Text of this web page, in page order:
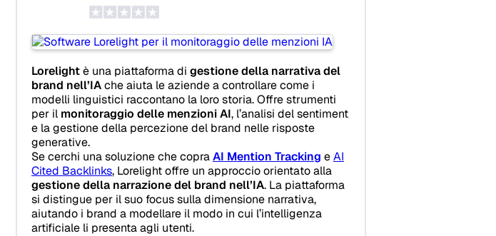
Lorelightè una piattaforma di gestione della narrativa del
brand nell’IAche aiuta le aziende a controllare come i
modelli linguistici raccontano la loro storia. Offre strumenti
per il monitoraggio delle menzioni AI, l’analisi del sentiment
e la gestione della percezione del brand nelle risposte
generative.
Se cerchi una soluzione che copraAI Mention Tracking eAI
Cited Backlinks, Lorelight offre un approccio orientato alla
gestione della narrazione del brand nell’IA. La piattaforma
si distingue per il suo focus sulla dimensione narrativa,
aiutando i brand a modellare il modo in cui l’intelligenza
artificiale li presenta agli utenti.